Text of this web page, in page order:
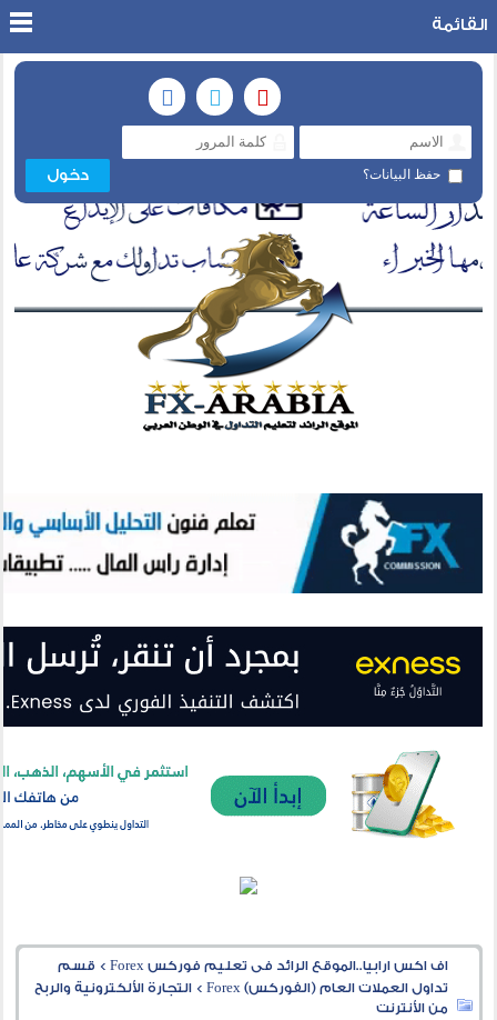
حفظ البيانات؟
القائمة
اف اكس ارابيا..الموقع الرائد فى تعليم فوركس Forex > قسم
تداول العملات العام (الفوركس) Forex
>التجارة الألكترونية والربح
من الأنترنت